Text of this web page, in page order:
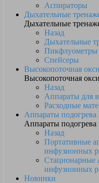
Аспираторы
Дыхательные
Дыхательные
Назад
Дыхательные
Пикфлуометры
Спейсеры
Высокопоточная
Высокопоточная
Назад
Аппараты для
Расходные
Аппараты
Аппараты
Назад
Портативные
инфузионных
Стационарные
инфузионных
Новинки